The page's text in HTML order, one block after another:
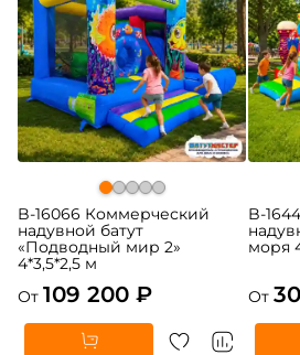
B-16066 Коммерческий
надувной батут
«Подводный мир 2»
4*3,5*2,5 м
От 109 200 ₽
B-
моря
От